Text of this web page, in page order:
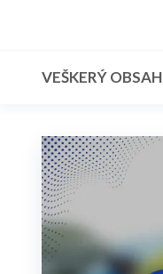
contentVEŠKERÝ OBSAH